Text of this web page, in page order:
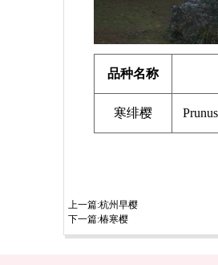
品种名称
寒绯樱
上一篇:杭州早樱
下一篇:椿寒樱